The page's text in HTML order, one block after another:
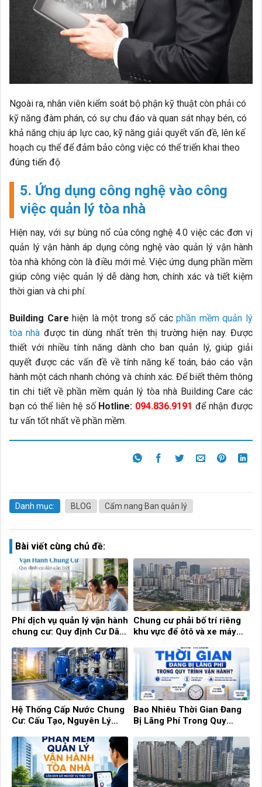
Ngoài ra, nhân viên kiểm soát bộ phận kỹ thuật còn phải có
kỹ năng đàm phán, có sự chu đáo và quan sát nhạy bén, có
khả năng chịu áp lực cao, kỹ năng giải quyết vấn đề, lên kế
hoạch cụ thể để đảm bảo công việc có thể triển khai theo
đúng tiến độ
5. Ứng dụng công nghệ vào công
việc quản lý tòa nhà
Hiện nay, với sự bùng nổ của công nghệ 4.0 việc các đơn vị
quản lý vận hành áp dụng công nghệ vào quản lý vận hành
tòa nhà không còn là điều mới mẻ. Việc ứng dụng phần mềm
giúp công việc quản lý dễ dàng hơn, chính xác và tiết kiệm
thời gian và chi phí.
Building Care hiện là một trong số cácphần mềm quản lý
tòa nhà được tin dùng nhất trên thị trường hiện nay. Được
thiết với nhiều tính năng dành cho ban quản lý, giúp giải
quyết được các vấn đề về tính năng kế toán, báo cáo vận
hành một cách nhanh chóng và chính xác. Để biết thêm thông
tin chi tiết về phần mềm quản lý tòa nhà Building Care các
bạn có thể liên hệ số Hotline: 094.836.9191 để nhận được
tư vấn tốt nhất về phần mềm.
Danh mục: BLOG Cẩm nang Ban quản lý
Bài viết cùng chủ đề:
Phí dịch vụ quản lý vận hành
chung cư: Quy định Cư Dân
Chung cư phải bố trí riêng
khu vực để ôtô và xe máy
Hệ Thống Cấp Nước Chung
Cư: Cấu Tạo, Nguyên Lý
Hiệu Quả
Bao Nhiêu Thời Gian Đang
Bị Lãng Phí Trong Quy